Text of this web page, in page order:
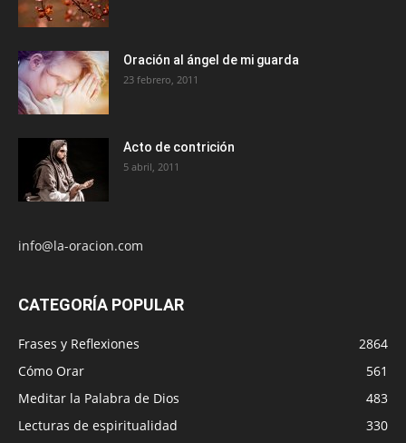
Oración al ángel de mi guarda
23 febrero, 2011
Acto de contrición
5 abril, 2011
info@la-oracion.com
CATEGORÍA POPULAR
Frases y Reflexiones
2864
Cómo Orar
561
Meditar la Palabra de Dios
483
Lecturas de espiritualidad
330